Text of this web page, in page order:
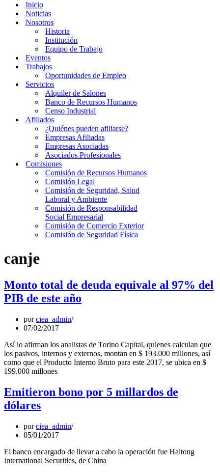
Inicio
Noticias
Nosotros
Historia
Institución
Equipo de Trabajo
Eventos
Trabajos
Oportunidades de Empleo
Servicios
Alquiler de Salones
Banco de Recursos Humanos
Censo Industrial
Afiliados
¿Quiénes pueden afiliarse?
Empresas Afiliadas
Empresas Asociadas
Asociados Profesionales
Comisiones
Comisión de Recursos Humanos
Comisión Legal
Comisión de Seguridad, Salud
Laboral y Ambiente
Comisión de Responsabilidad
Social Empresarial
Comisión de Comercio Exterior
Comisión de Seguridad Física
canje
Monto total de deuda equivale al 97% del
PIB de este año
porciea_admin
07/02/2017
Así lo afirman los analistas de Torino Capital, quienes calculan que
los pasivos, internos y externos, montan en $ 193.000 millones, así
como que el Producto Interno Bruto para este 2017, se ubica en $
199.000 millones
Emitieron bono por 5 millardos de
dólares
porciea_admin
05/01/2017
El banco encargado de llevar a cabo la operación fue Haitong
International Securities, de China